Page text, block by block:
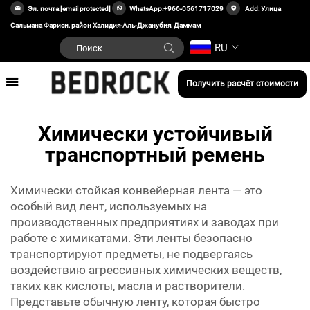
Эл. почта:[email protected] WhatsApp:+966-0561717029 Add: Улица
Сальмана Фариси, район Халидия-Аль-Джанубия, Даммам
RU
Получить расчёт стоимости
Химически устойчивый
транспортный ремень
Химически стойкая конвейерная лента — это
особый вид лент, используемых на
производственных предприятиях и заводах при
работе с химикатами. Эти ленты безопасно
транспортируют предметы, не подвергаясь
воздействию агрессивных химических веществ,
таких как кислоты, масла и растворители.
Представьте обычную ленту, которая быстро